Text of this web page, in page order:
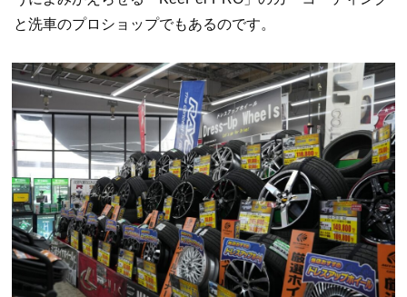
と洗車のプロショップでもあるのです。